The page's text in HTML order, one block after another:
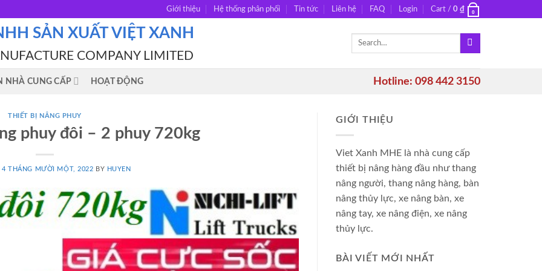
Giới thiệu Hệ thống phân phối Tin tức Liên hệ FAQ Login Cart / 0 ₫ 0
SẢN XUẤT VIỆT XANH
COMPANY LIMITED
Search
NHÀ CUNG CẤP HOẠT ĐỘNG Hotline: 098 442 3150
THIẾT BỊ NÂNG PHUY
phuy đôi – 2 phuy 720kg
4 THÁNG MƯỜI MỘT, 2022 BY HUYEN
GIỚI THIỆU
Viet Xanh MHE là nhà cung cấp
thiết bị nâng hàng đầu như thang
nâng người, thang nâng hàng, bàn
nâng thủy lực, xe nâng bàn, xe
nâng tay, xe nâng điện, xe nâng
thủy lực.
BÀI VIẾT MỚI NHẤT